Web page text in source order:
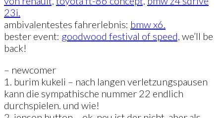
23i.
ambivalentestes fahrerlebnis: bmw x6.
bester event: goodwood festival of speed, we’ll be
back!
– newcomer
1. burim kukeli – nach langen verletzungspausen
kann die sympathische nummer 22 endlich
durchspielen. und wie!